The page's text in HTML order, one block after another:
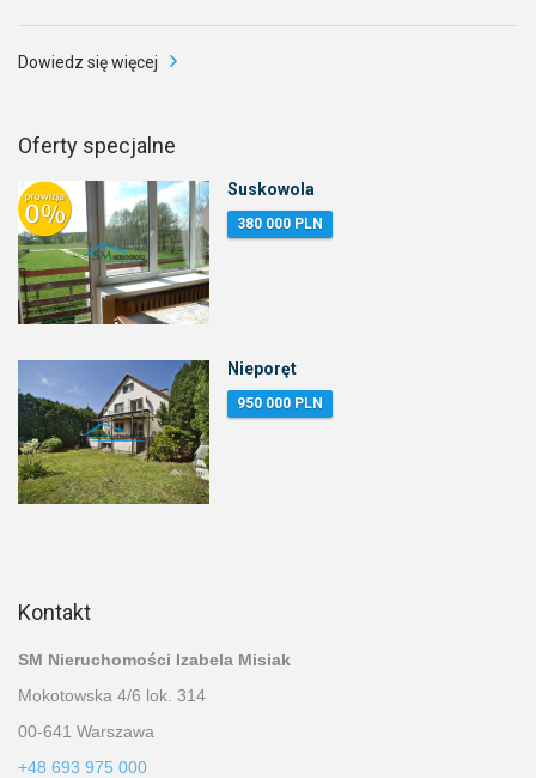
Dowiedz się więcej
Oferty specjalne
Suskowola
380 000 PLN
Nieporęt
950 000 PLN
Kontakt
SM Nieruchomości Izabela Misiak
Mokotowska 4/6 lok. 314
00-641 Warszawa
+48 693 975 000